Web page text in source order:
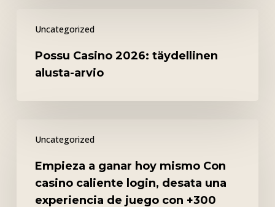
Uncategorized
Casino
alusta-
Possu Casino 2026: täydellinen
alusta-arvio
Uncategorized
mismo
Empieza a ganar hoy mismo Con
casino caliente login, desata una
experiencia de juego con +300